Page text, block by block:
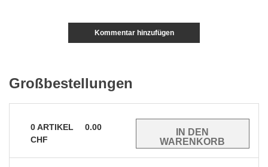
Kommentar hinzufügen
Großbestellungen
0ARTIKEL
0.00
CHF